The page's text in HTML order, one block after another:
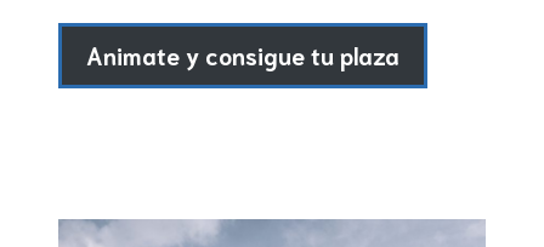
Animate y consigue tu plaza